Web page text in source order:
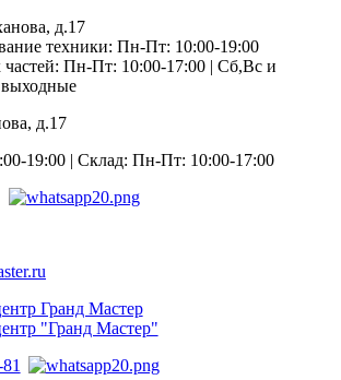
д.17
техники: Пн-Пт: 10:00-19:00
Пн-Пт: 10:00-17:00 | Сб,Вс и
д.17
19:00 | Склад: Пн-Пт: 10:00-17:00